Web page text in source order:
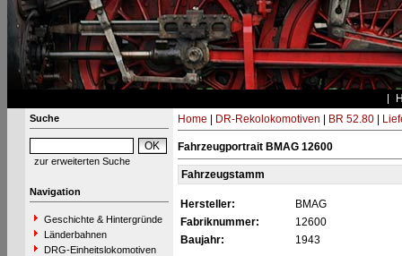
Suche
zur erweiterten Suche
Navigation
Geschichte & Hintergründe
Länderbahnen
DRG-Einheitslokomotiven
Home DR-Rekolokomotiven BR 52.80|
Fahrzeugportrait BMAG 12600
Fahrzeugstamm
Hersteller:
BMAG
Fabriknummer:
12600
Baujahr:
1943